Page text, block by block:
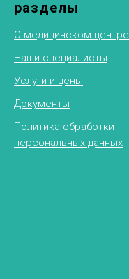
разделы
О медицинском центре
Наши специалисты
Услуги и цены
Документы
Политика обработки
персональных данных